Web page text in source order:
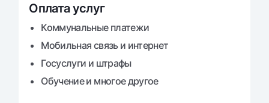
Оплата услуг
Коммунальные платежи
Мобильная связь и интернет
Госуслуги и штрафы
Обучение и многое другое